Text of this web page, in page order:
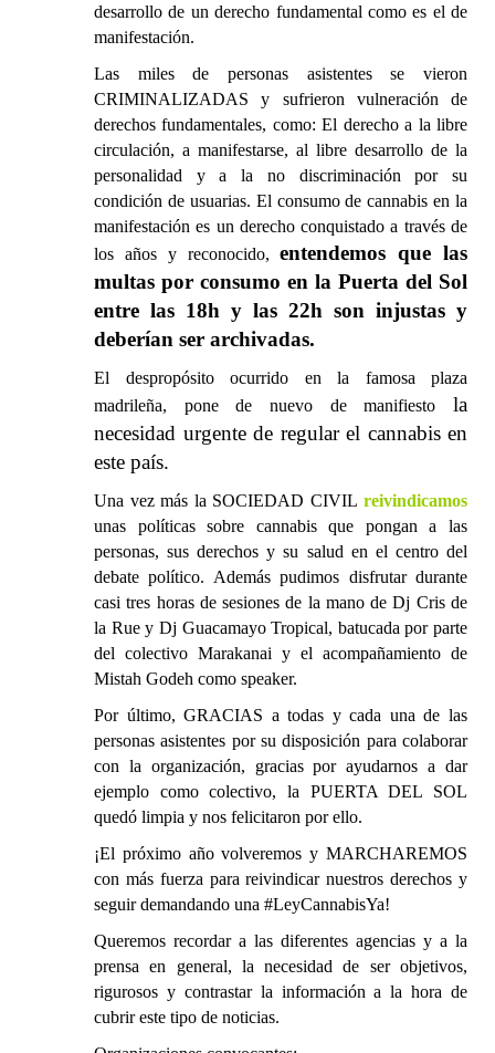
desarrollo de un derecho fundamental como es el de
manifestación.
Las miles de personas asistentes se vieron
CRIMINALIZADAS y sufrieron vulneración de
derechos fundamentales, como: El derecho a la libre
circulación, a manifestarse, al libre desarrollo de la
personalidad y a la no discriminación por su
condición de usuarias. El consumo de cannabis en la
manifestación es un derecho conquistado a través de
los años y reconocido,entendemos que las
multas por consumo en la Puerta del Sol
entre las 18h y las 22h son injustas y
deberían ser archivadas.
El despropósito ocurrido en la famosa plaza
madrileña, pone de nuevo de manifiesto la
necesidad urgente de regular el cannabis en
este país.
Una vez más la SOCIEDAD CIVIL reivindicamos
unas políticas sobre cannabis que pongan a las
personas, sus derechos y su salud en el centro del
debate político. Además pudimos disfrutar durante
casi tres horas de sesiones de la mano de Dj Cris de
la Rue y Dj Guacamayo Tropical, batucada por parte
del colectivo Marakanai y el acompañamiento de
Mistah Godeh como speaker.
Por último, GRACIAS a todas y cada una de las
personas asistentes por su disposición para colaborar
con la organización, gracias por ayudarnos a dar
ejemplo como colectivo, la PUERTA DEL SOL
quedó limpia y nos felicitaron por ello.
¡El próximo año volveremos y MARCHAREMOS
con más fuerza para reivindicar nuestros derechos y
seguir demandando una #LeyCannabisYa!
Queremos recordar a las diferentes agencias y a la
prensa en general, la necesidad de ser objetivos,
rigurosos y contrastar la información a la hora de
cubrir este tipo de noticias.